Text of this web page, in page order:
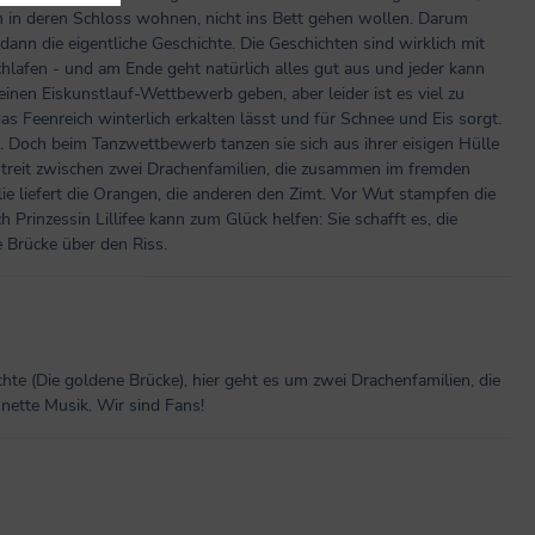
deren Schloss wohnen, nicht ins Bett gehen wollen. Darum
die eigentliche Geschichte. Die Geschichten sind wirklich mit
- und am Ende geht natürlich alles gut aus und jeder kann
Eiskunstlauf-Wettbewerb geben, aber leider ist es viel zu
Feenreich winterlich erkalten lässt und für Schnee und Eis sorgt.
beim Tanzwettbewerb tanzen sie sich aus ihrer eisigen Hülle
zwischen zwei Drachenfamilien, die zusammen im fremden
liefert die Orangen, die anderen den Zimt. Vor Wut stampfen die
Prinzessin Lillifee kann zum Glück helfen: Sie schafft es, die
über den Riss.
(Die goldene Brücke), hier geht es um zwei Drachenfamilien, die
Musik. Wir sind Fans!